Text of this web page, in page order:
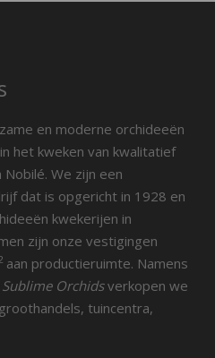
en moderne orchideeën
het kweken van kwalitatief
We zijn een
dat is opgericht in 1928 en
kwekerijen in
zijn onze vestigingen
aan productieruimte. Namens
Orchidsverkopen we
tuincentra,